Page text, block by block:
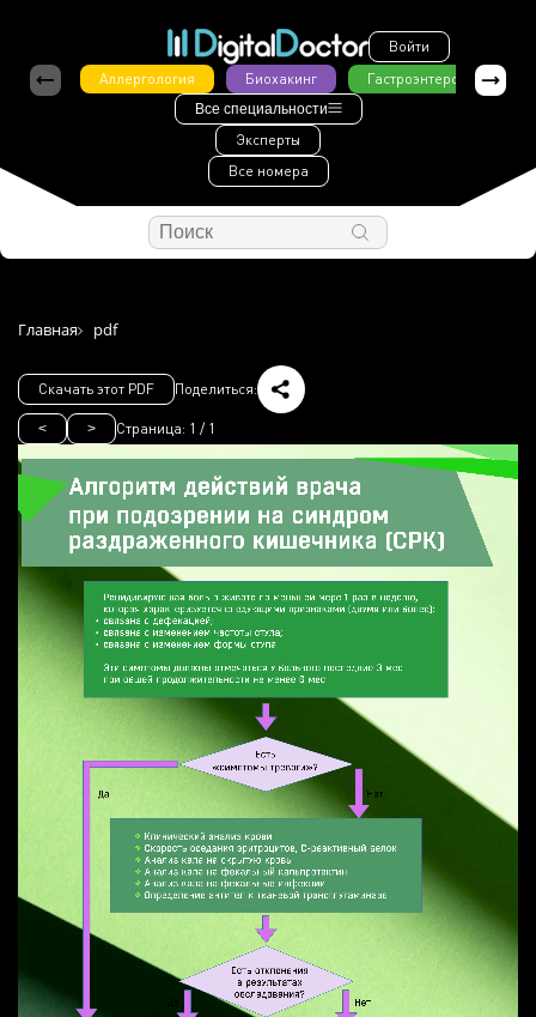
Войти
Аллергология
Биохакинг Гастроэнтерология
Все специальности
Эксперты
Все номера
Главная pdf
< > Страница: 1 / 1
Скачать этот PDF Поделиться: